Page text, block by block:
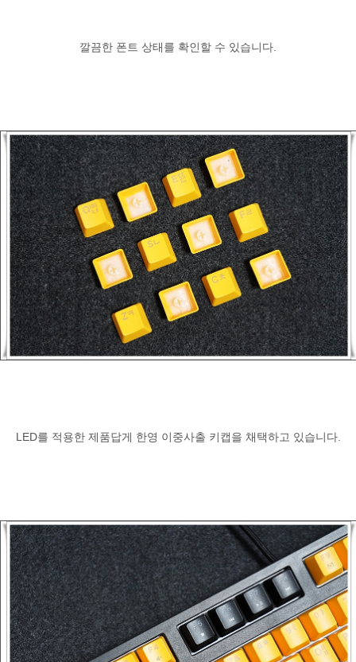
깔끔한 폰트 상태를 확인할 수 있습니다.
LED를 적용한 제품답게 한영 이중사출 키캡을 채택하고 있습니다.